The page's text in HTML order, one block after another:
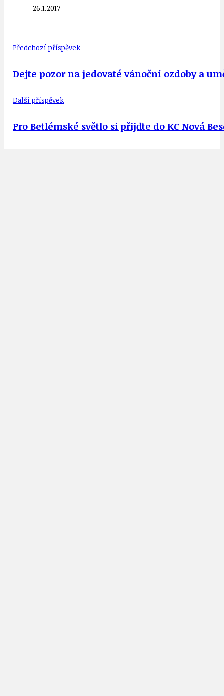
26.1.2017
Předchozí příspěvek
Dejte pozor na jedovaté vánoční ozdoby a
Další příspěvek
Pro Betlémské světlo si přijďte do KC Nová